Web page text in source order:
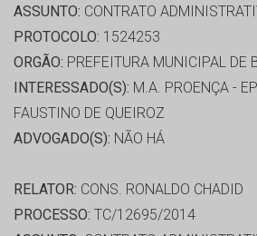
ASSUNTO: CONTRATO
PROTOCOLO: 1524253
ORGÃO: PREFEITURA MUNICIPAL DE
INTERESSADO(S): M.A. PROENÇA -
FAUSTINO DE QUEIROZ
ADVOGADO(S): NÃO HÁ
RELATOR: CONS. RONALDO CHADID
PROCESSO: TC/12695/2014